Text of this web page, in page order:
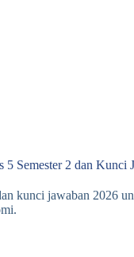
Semester 2 dan Kunci
kunci jawaban 2026